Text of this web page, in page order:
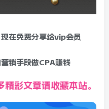
在免费分享给vip会员
销手段做CPA赚钱
彩文章请收藏本站。